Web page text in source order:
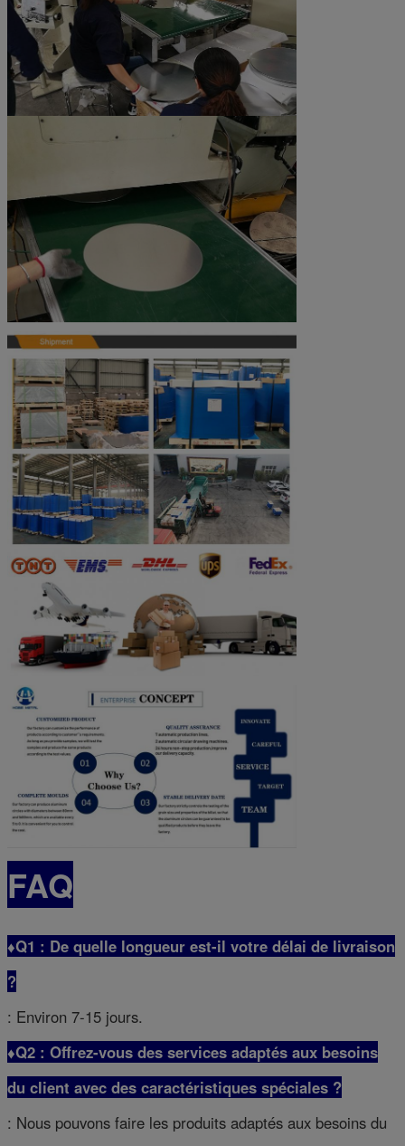
FAQ
♦Q1 : De quelle longueur est-il votre délai de livraison
?
: Environ 7-15 jours.
♦Q2 : Offrez-vous des services adaptés aux besoins
du client avec des caractéristiques spéciales ?
: Nous pouvons faire les produits adaptés aux besoins du